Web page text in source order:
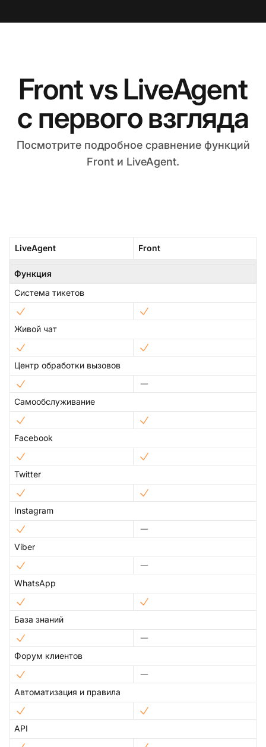
Front vs LiveAgent
с первого взгляда
Посмотрите подробное сравнение функций
Front и LiveAgent.
LiveAgent Front
Функция
Система тикетов
Живой чат
Центр обработки вызовов
Самообслуживание
Facebook
Twitter
Instagram
Viber
WhatsApp
База знаний
Форум клиентов
Автоматизация и правила
API